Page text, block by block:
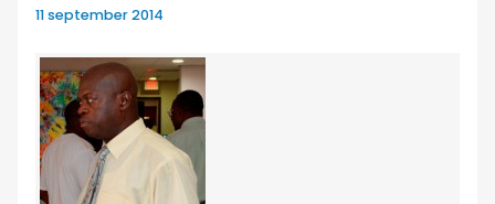
11 september 2014